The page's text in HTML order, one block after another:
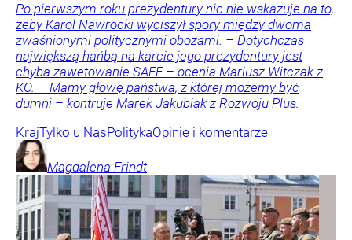
Po pierwszym roku prezydentury nic nie wskazuje na to,
żeby Karol Nawrocki wyciszył spory między dwoma
zwaśnionymi politycznymi obozami. – Dotychczas
największą hańbą na karcie jego prezydentury jest
chyba zawetowanie SAFE – ocenia Mariusz Witczak z
KO. – Mamy głowę państwa, z której możemy być
dumni – kontruje Marek Jakubiak z Rozwoju Plus.
KrajTylko u NasPolitykaOpinie i komentarze
Magdalena Frindt